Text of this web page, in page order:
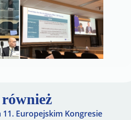
11. Europejskim Kongresie